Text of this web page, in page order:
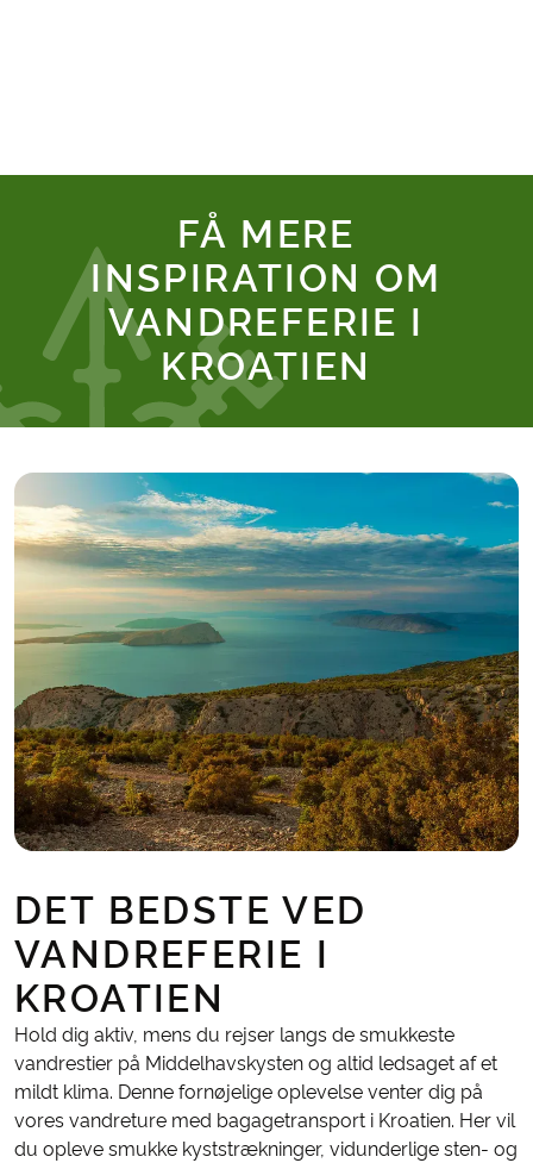
FÅ MERE
INSPIRATION OM
VANDREFERIE I
KROATIEN
DET BEDSTE VED
VANDREFERIE I
KROATIEN
Hold dig aktiv, mens du rejser langs de smukkeste
vandrestier på Middelhavskysten og altid ledsaget af et
mildt klima. Denne fornøjelige oplevelse venter dig på
vores vandreture med bagagetransport i Kroatien. Her vil
du opleve smukke kyststrækninger, vidunderlige sten- og